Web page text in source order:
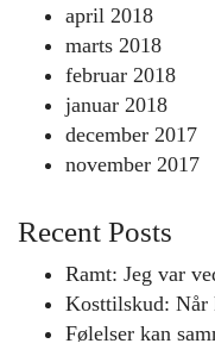
april 2018
marts 2018
februar 2018
januar 2018
december 2017
november 2017
Recent Posts
Ramt: Jeg var
Kosttilskud: Når
Følelser kan